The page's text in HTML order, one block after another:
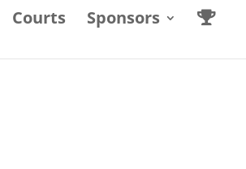
Courts Sponsors